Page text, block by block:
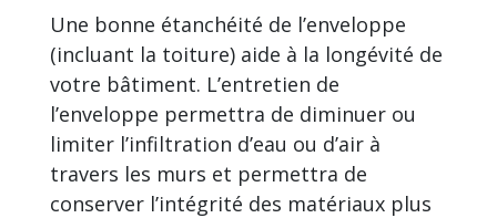
Une bonne étanchéité de l’enveloppe
(incluant la toiture) aide à la longévité de
votre bâtiment. L’entretien de
l’enveloppe permettra de diminuer ou
limiter l’infiltration d’eau ou d’air à
travers les murs et permettra de
conserver l’intégrité des matériaux plus